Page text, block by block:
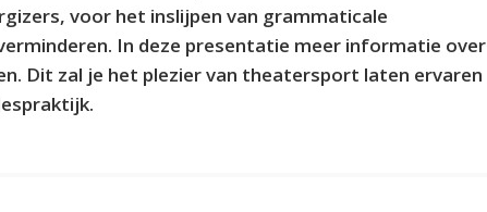
voor het inslijpen van grammaticale
In deze presentatie meer informatie over
Dit zal je het plezier van theatersport laten ervaren